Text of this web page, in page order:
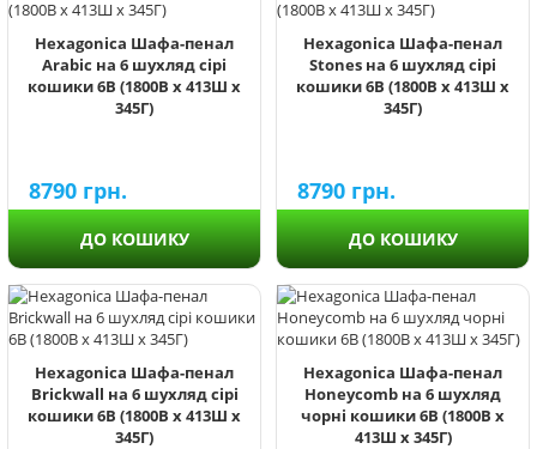
Hexagonica Шафа-пенал
Arabic на 6 шухляд сірі
кошики 6В (1800В х 413Ш х
345Г)
8790 грн.
ДО КОШИКУ
Hexagonica Шафа-пенал
Stones на 6 шухляд сірі
кошики 6В (1800В х 413Ш х
345Г)
8790 грн.
ДО КОШИКУ
Hexagonica Шафа-пенал
Brickwall на 6 шухляд сірі
кошики 6В (1800В х 413Ш х
345Г)
Hexagonica Шафа-пенал
Honeycomb на 6 шухляд
чорні кошики 6В (1800В х
413Ш х 345Г)